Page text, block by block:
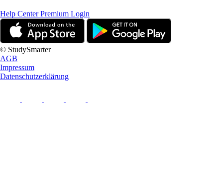
Help CenterPremium Login
© StudySmarter
AGB
Impressum
Datenschutzerklärung